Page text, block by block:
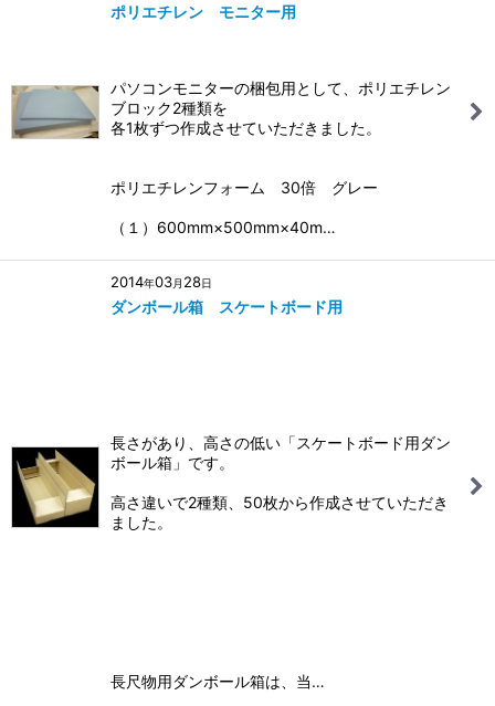
ポリエチレン モニター用
パソコンモニターの梱包用として、ポリエチレン
ブロック2種類を
各1枚ずつ作成させていただきました。
ポリエチレンフォーム 30倍 グレー
（１）600mm×500mm×40m…
2014年03月 28日
ダンボール箱 スケートボード用
長さがあり、高さの低い「スケートボード用ダン
ボール箱」です。
高さ違いで2種類、50枚から作成させていただき
ました。
長尺物用ダンボール箱は、当…